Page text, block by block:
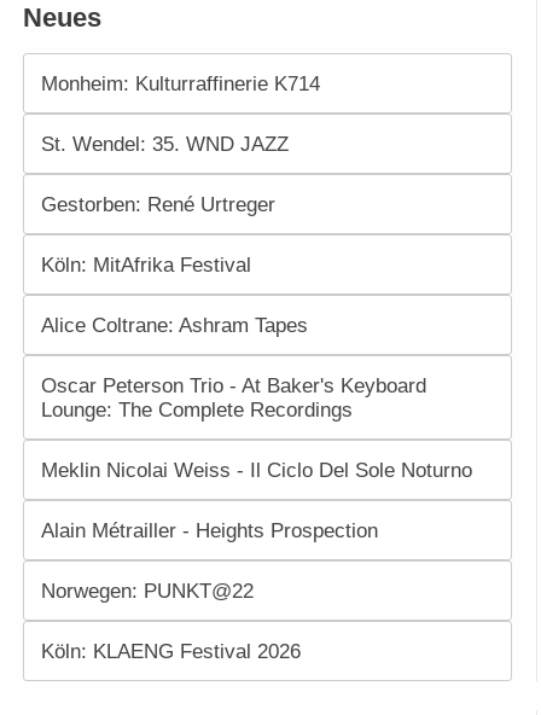
Neues
Monheim: Kulturraffinerie K714
St. Wendel: 35. WND JAZZ
Gestorben: René Urtreger
Köln: MitAfrika Festival
Alice Coltrane: Ashram Tapes
Oscar Peterson Trio - At Baker's Keyboard
Lounge: The Complete Recordings
Meklin Nicolai Weiss - Il Ciclo Del Sole Noturno
Alain Métrailler - Heights Prospection
Norwegen: PUNKT@22
Köln: KLAENG Festival 2026